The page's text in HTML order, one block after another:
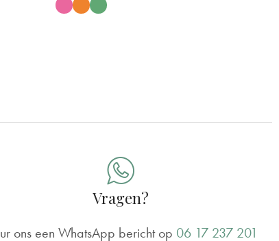
uiltje) gekocht. Deze hangt al 2 jaar op
Vragen?
ons een WhatsApp bericht op 06 17 237 201